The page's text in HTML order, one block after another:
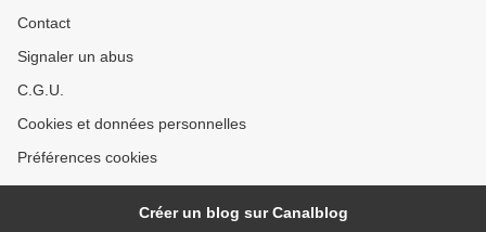
Contact
Signaler un abus
C.G.U.
Cookies et données personnelles
Préférences cookies
Créer un blog sur Canalblog